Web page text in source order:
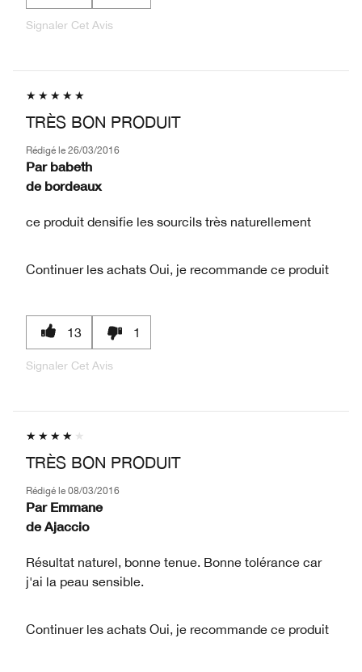
Signaler Cet Avis
TRÈS BON PRODUIT
Rédigé le 26/03/2016
Par babeth
de bordeaux
ce produit densifie les sourcils très naturellement
Continuer les achats Oui, je recommande ce produit
13 1
Signaler Cet Avis
TRÈS BON PRODUIT
Rédigé le 08/03/2016
Par Emmane
de Ajaccio
Résultat naturel, bonne tenue. Bonne tolérance car
j'ai la peau sensible.
Continuer les achats Oui, je recommande ce produit